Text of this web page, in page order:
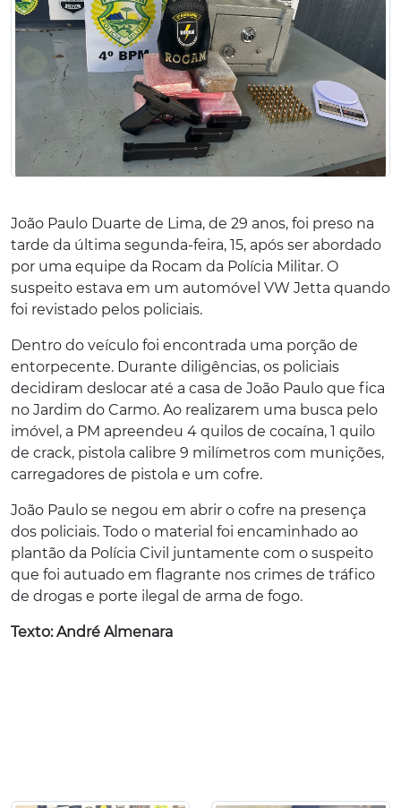
João Paulo Duarte de Lima, de 29 anos, foi preso na
tarde da última segunda-feira, 15, após ser abordado
por uma equipe da Rocam da Polícia Militar. O
suspeito estava em um automóvel VW Jetta quando
foi revistado pelos policiais.
Dentro do veículo foi encontrada uma porção de
entorpecente. Durante diligências, os policiais
decidiram deslocar até a casa de João Paulo que fica
no Jardim do Carmo. Ao realizarem uma busca pelo
imóvel, a PM apreendeu 4 quilos de cocaína, 1 quilo
de crack, pistola calibre 9 milímetros com munições,
carregadores de pistola e um cofre.
João Paulo se negou em abrir o cofre na presença
dos policiais. Todo o material foi encaminhado ao
plantão da Polícia Civil juntamente com o suspeito
que foi autuado em flagrante nos crimes de tráfico
de drogas e porte ilegal de arma de fogo.
Texto: André Almenara